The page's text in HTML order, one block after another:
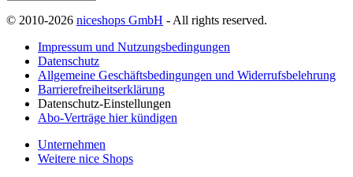
© 2010-2026 niceshops GmbH - All rights reserved.
Impressum und Nutzungsbedingungen
Datenschutz
Allgemeine Geschäftsbedingungen und Widerrufsbelehrung
Barrierefreiheitserklärung
Datenschutz-Einstellungen
Abo-Verträge hier kündigen
Unternehmen
Weitere nice Shops